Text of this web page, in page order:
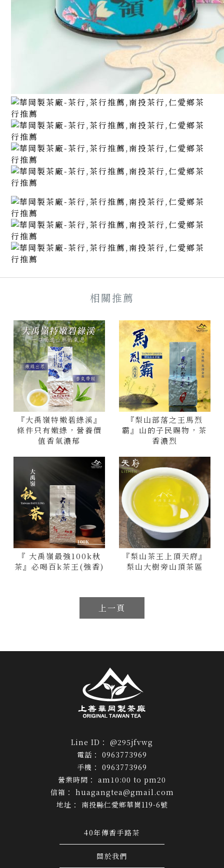
『大禹嶺特嫩碧綠溪』
條件只有嫩綠，營養價
值香氣濃郁
『梨山部落之王馬烈
霸』山的子民賜物，茶
香濃烈
『 大禹嶺最強100k秋
茶』必喝百k茶王(強香)
『梨山茶王上頂天府』
梨山大樹旁山頂茶區
上一頁
@295jfvwg
0963773969
0963773969
am10:00 to pm20
huagangtea@gmail.com
南投縣仁愛鄉華崗119-6號
40年傳香手路茶
關於我們